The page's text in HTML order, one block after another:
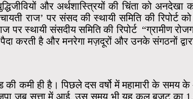
और अर्थशास्त्रियों की चिंता को
राज’ पर संसद की स्थायी समिति की
स्थायी संसदीय समिति की रिपोर्ट “ग्रामीण
करती है और मनरेगा मज़दूरों और उनके संगठनों
कमी ही है। पिछले दस वर्षो में महामारी के समय
जब सत्ता में आई, उस समय भी यह कुल बजट का